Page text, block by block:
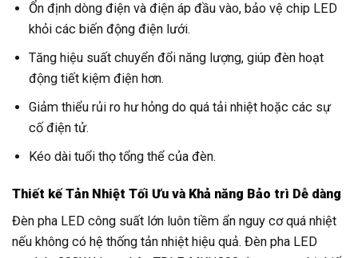
Ổn định dòng điện và điện áp đầu vào, bảo vệ chip LED
khỏi các biến động điện lưới.
Tăng hiệu suất chuyển đổi năng lượng, giúp đèn hoạt
động tiết kiệm điện hơn.
Giảm thiểu rủi ro hư hỏng do quá tải nhiệt hoặc các sự
cố điện tử.
Kéo dài tuổi thọ tổng thể của đèn.
Thiết kế Tản Nhiệt Tối Ưu và Khả năng Bảo trì Dễ dàng
Đèn pha LED công suất lớn luôn tiềm ẩn nguy cơ quá nhiệt
nếu không có hệ thống tản nhiệt hiệu quả. Đèn pha LED